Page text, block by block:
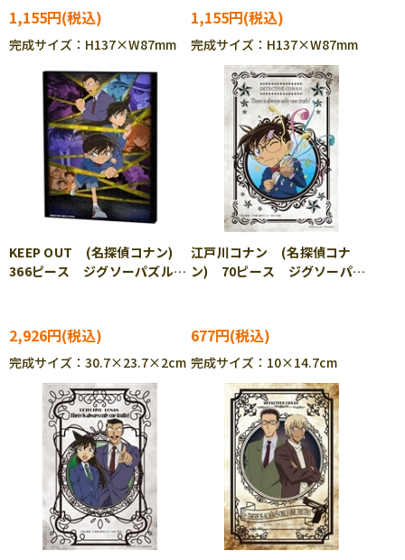
1,155円
完成サイズ：H137×W87mm
1,155円
完成サイズ：H137×W87mm
KEEP OUT (名探偵コナン)
366ピース ジグソーパズル
2,926円
完成サイズ：30.7×23.7×2cm
江戸川コナン (名探偵コナ
ン) 70ピース ジグソーパズ
677円
完成サイズ：10×14.7cm